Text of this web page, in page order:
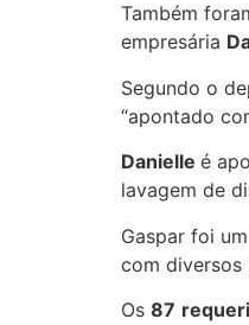
Também
empresária
Segundo o
“apontado
Danielle é
lavagem de
Gaspar foi
com diversos
Os 87